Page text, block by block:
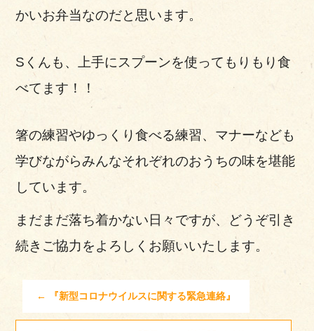
かいお弁当なのだと思います。
Sくんも、上手にスプーンを使ってもりもり食
べてます！！
箸の練習やゆっくり食べる練習、マナーなども
学びながらみんなそれぞれのおうちの味を堪能
しています。
まだまだ落ち着かない日々ですが、どうぞ引き
続きご協力をよろしくお願いいたします。
← 『新型コロナウイルスに関する緊急連絡』